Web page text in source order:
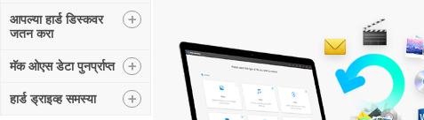
आपल्या हार्ड डिस्कवर
जतन करा
+
मॅक ओएस डेटा पुनर्प्राप्त +
हार्ड ड्राइव्ह समस्या +